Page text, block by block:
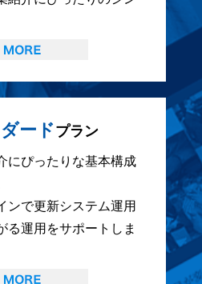
ードプラン
にぴったりな基本構成
ンで更新システム運用
る運用をサポートしま